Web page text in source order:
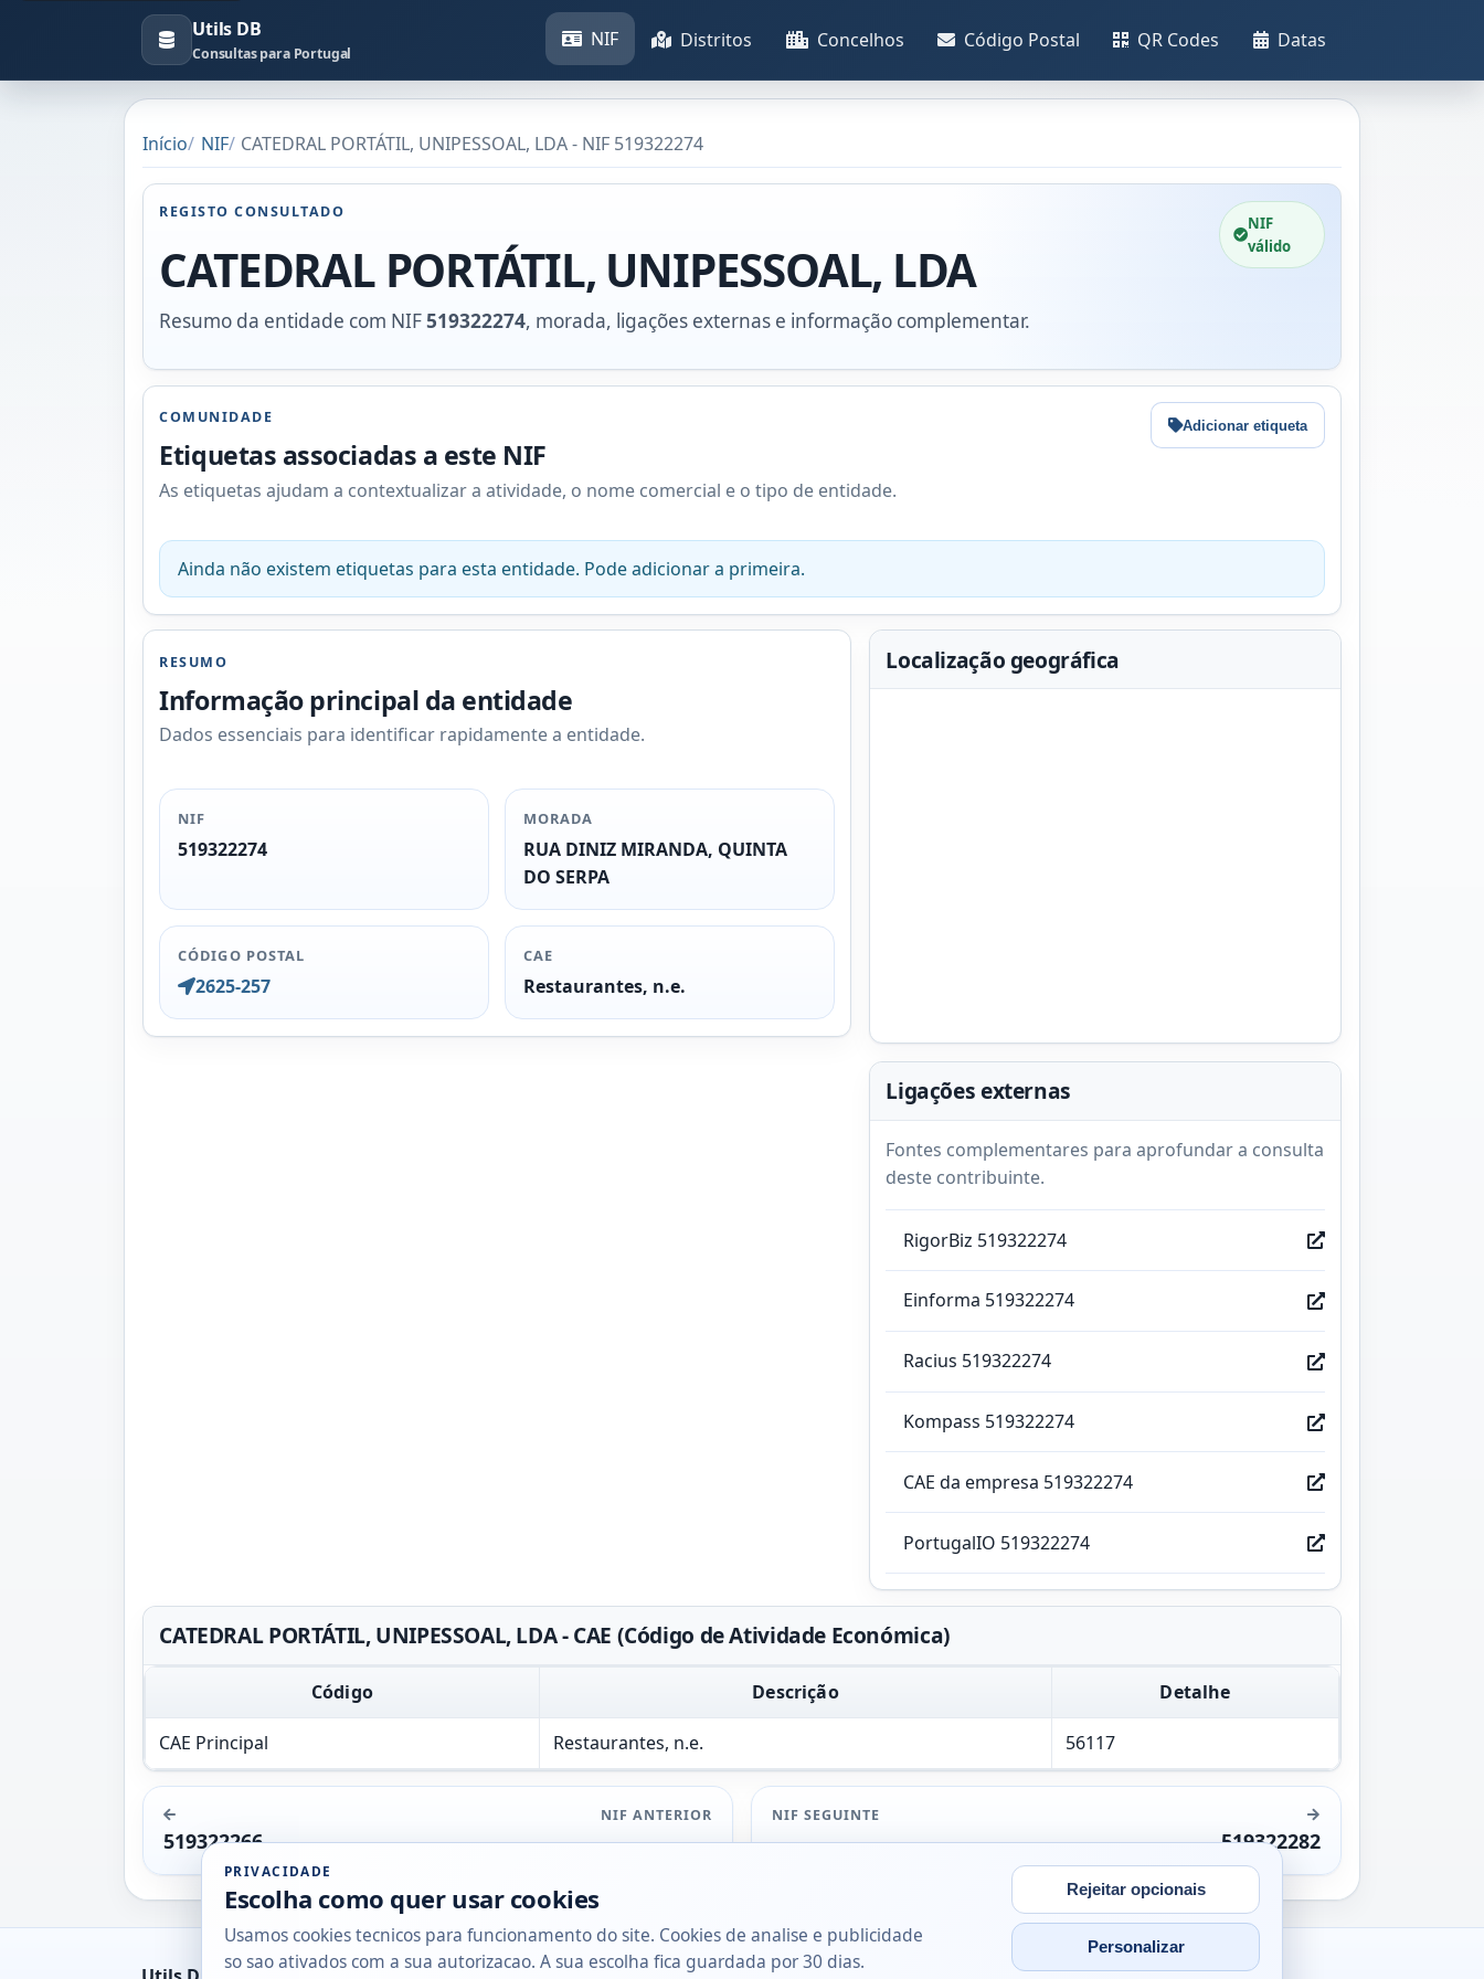
Utils DB
Consultas para Portugal
NIF Distritos Concelhos Código Postal QR Codes Datas
Início NIF CATEDRAL PORTÁTIL, UNIPESSOAL, LDA - NIF 519322274
REGISTO CONSULTADO
CATEDRAL PORTÁTIL, UNIPESSOAL, LDA
Resumo da entidade com NIF519322274, morada, ligações externas e informação complementar.
NIF
válido
COMUNIDADE
Etiquetas associadas a este NIF
As etiquetas ajudam a contextualizar a atividade, o nome comercial e o tipo de entidade.
Adicionar etiqueta
Ainda não existem etiquetas para esta entidade. Pode adicionar a primeira.
RESUMO
Informação principal da entidade
Dados essenciais para identificar rapidamente a entidade.
NIF
519322274
MORADA
RUA DINIZ MIRANDA, QUINTA
DO SERPA
CÓDIGO POSTAL
2625-257
CAE
Restaurantes, n.e.
Localização geográfica
Ligações externas
Fontes complementares para aprofundar a consulta
deste contribuinte.
RigorBiz 519322274
Einforma 519322274
Racius 519322274
Kompass 519322274
CAE da empresa 519322274
PortugalIO 519322274
CATEDRAL PORTÁTIL, UNIPESSOAL, LDA - CAE (Código de Atividade Económica)
Código Descrição Detalhe
CAE Principal Restaurantes, n.e. 56117
NIF ANTERIOR
519322266
NIF SEGUINTE
519322282
PRIVACIDADE
Escolha como quer usar cookies
Usamos cookies tecnicos para funcionamento do site. Cookies de analise e publicidade
so sao ativados com a sua autorizacao. A sua escolha fica guardada por 30 dias.
Rejeitar opcionais
Personalizar